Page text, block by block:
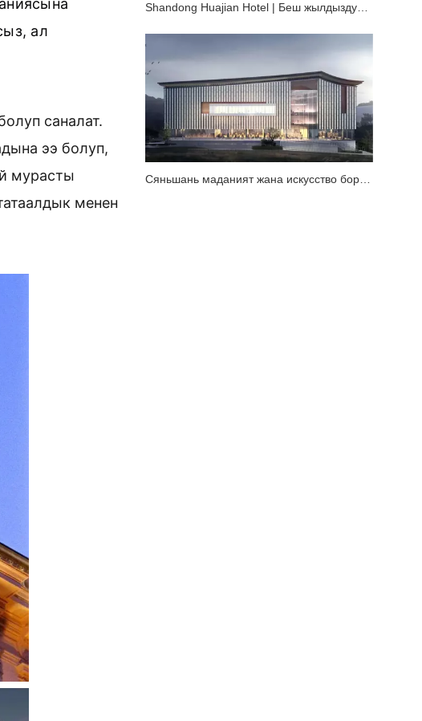
ал
саналат.
ээ болуп,
мурасты
менен
Shandong Huajian Hotel | Беш жылдыздуу пассивдүү мейманканаларга жарыкты так башкаруунун өтө аз энергия керектөөсүнө жардам бериңиз
Сяньшань маданият жана искусство борбору | Улуу булуң аймагынын жаңы маданий эстелигин жарыктандырат